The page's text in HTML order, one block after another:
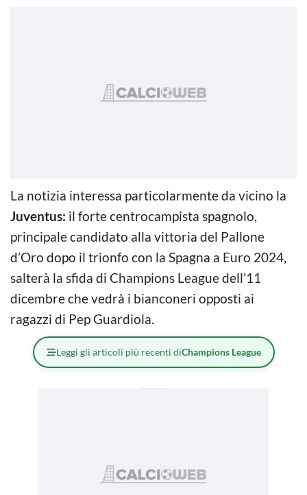
La notizia interessa particolarmente da vicino la
Juventus: il forte centrocampista spagnolo,
principale candidato alla vittoria del Pallone
d’Oro dopo il trionfo con la Spagna a Euro 2024,
salterà la sfida di Champions League dell’11
dicembre che vedrà i bianconeri opposti ai
ragazzi di Pep Guardiola.
Leggi gli articoli più recenti diChampions League